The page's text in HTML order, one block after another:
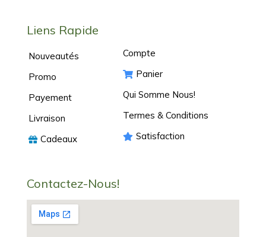
Liens Rapide
Nouveautés
Promo
Payement
Livraison
Cadeaux
Compte
Panier
Qui Somme Nous!
Termes & Conditions
Satisfaction
Contactez-Nous!